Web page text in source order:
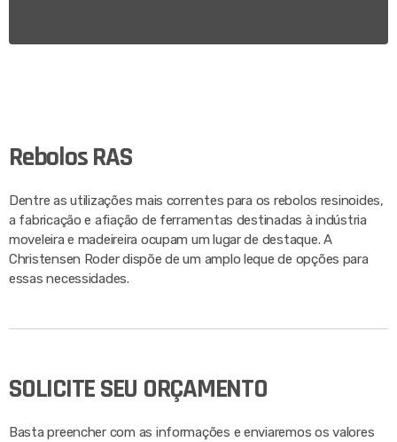
Rebolos RAS​
Dentre as utilizações mais correntes para os rebolos resinoides,
a fabricação e afiação de ferramentas destinadas à indústria
moveleira e madeireira ocupam um lugar de destaque. A
Christensen Roder dispõe de um amplo leque de opções para
essas necessidades.
SOLICITE SEU ORÇAMENTO
Basta preencher com as informações e enviaremos os valores